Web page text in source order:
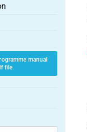
manual
file